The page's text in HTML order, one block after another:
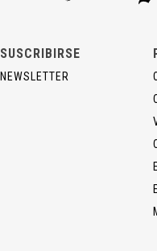
SUSCRIBIRSE
NEWSLETTER